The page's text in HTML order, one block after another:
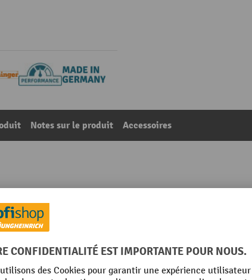
Notes sur le produit Accessoires
de tri 2 en 1 ou « 3 en 1 », 2x900 litres, orangé pur
De la catégorie :
l
mm
Lieu de fabrication
Longueur